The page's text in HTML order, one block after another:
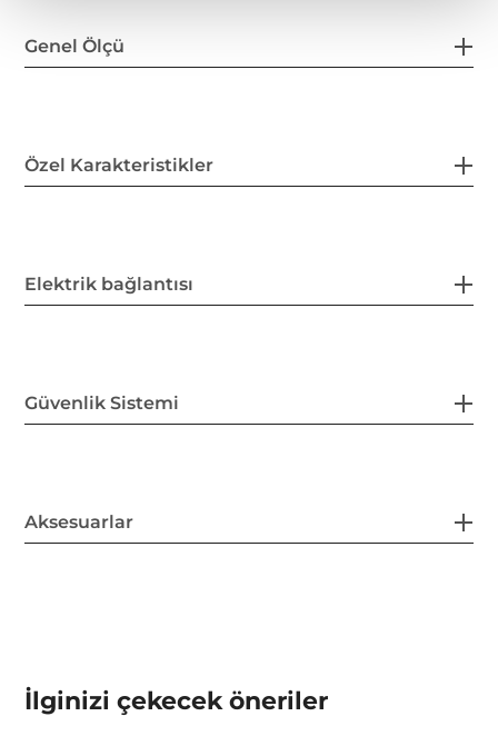
Genel Ölçü
Özel Karakteristikler
Elektrik bağlantısı
Güvenlik Sistemi
Aksesuarlar
İlginizi çekecek öneriler